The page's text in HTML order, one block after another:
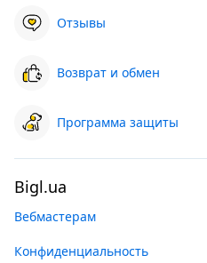
Отзывы
Возврат и обмен
Программа защиты
Bigl.ua
Вебмастерам
Конфиденциальность